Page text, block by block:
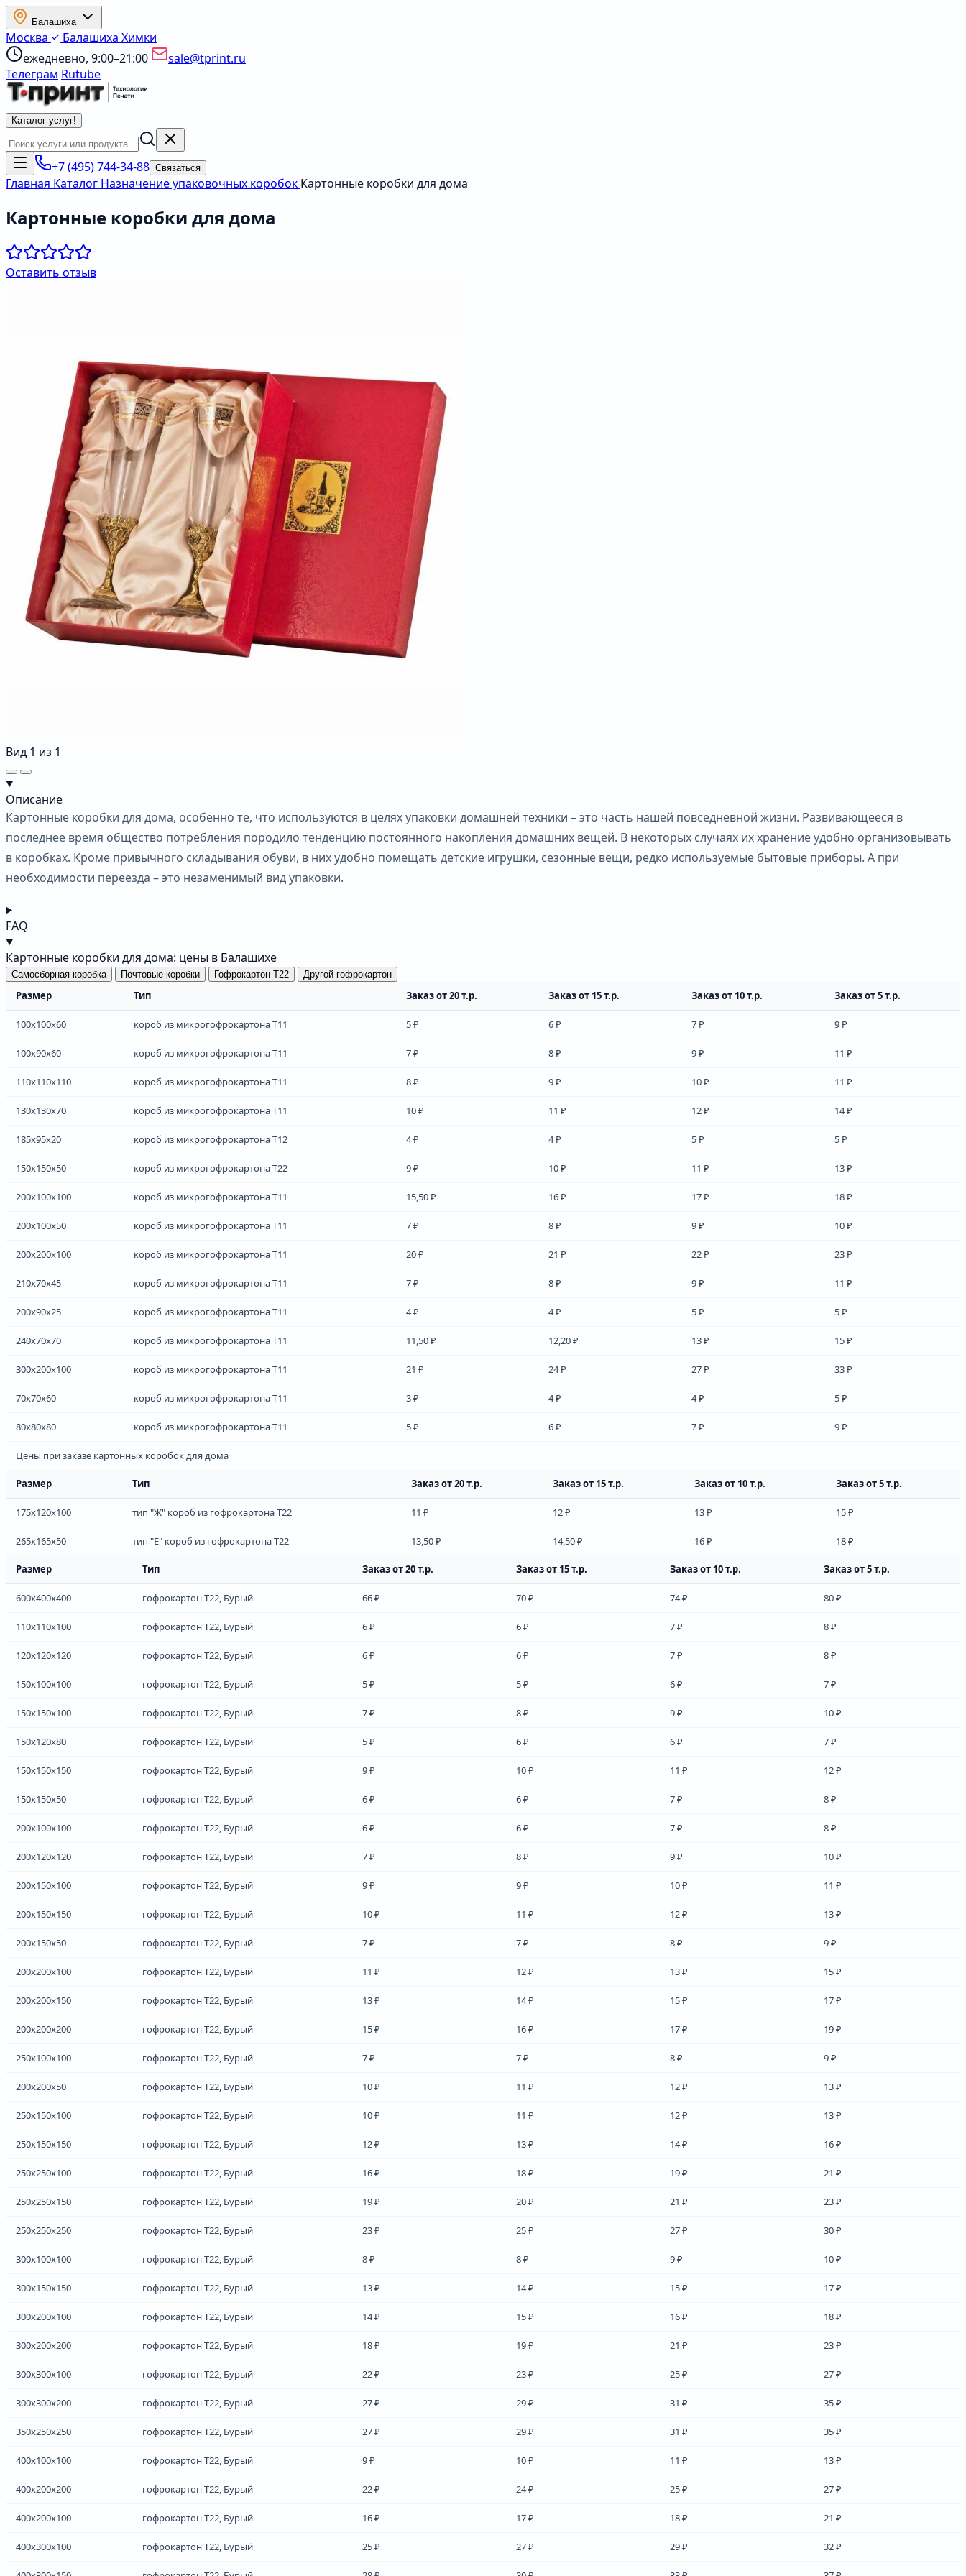
Балашиха
Москва Балашиха Химки
ежедневно, 9:00–21:00
sale@tprint.ru
Телеграм Rutube
Каталог услуг!
+7 (495) 744-34-88 Связаться
Главная Каталог Назначение упаковочных коробок Картонные коробки для дома
Картонные коробки для дома
Оставить отзыв
Вид 1 из 1
Описание
Картонные коробки для дома, особенно те, что используются в целях упаковки домашней техники – это часть нашей повседневной жизни. Развивающееся в
последнее время общество потребления породило тенденцию постоянного накопления домашних вещей. В некоторых случаях их хранение удобно организовывать
в коробках. Кроме привычного складывания обуви, в них удобно помещать детские игрушки, сезонные вещи, редко используемые бытовые приборы. А при
необходимости переезда – это незаменимый вид упаковки.
FAQ
Картонные коробки для дома: цены в Балашихе
Самосборная коробка Почтовые коробки Гофрокартон Т22 Другой гофрокартон
Размер Тип Заказ от 20 т.р. Заказ от 15 т.р. Заказ от 10 т.р. Заказ от 5 т.р.
100x100x60 короб из микрогофрокартона Т11 5 ₽ 6 ₽ 7 ₽ 9 ₽
100x90x60 короб из микрогофрокартона Т11 7 ₽ 8 ₽ 9 ₽ 11 ₽
110x110x110 короб из микрогофрокартона Т11 8 ₽ 9 ₽ 10 ₽ 11 ₽
130x130x70 короб из микрогофрокартона Т11 10 ₽ 11 ₽ 12 ₽ 14 ₽
185x95x20 короб из микрогофрокартона Т12 4 ₽ 4 ₽ 5 ₽ 5 ₽
150x150x50 короб из микрогофрокартона Т22 9 ₽ 10 ₽ 11 ₽ 13 ₽
200x100x100 короб из микрогофрокартона Т11 15,50 ₽ 16 ₽ 17 ₽ 18 ₽
200x100x50 короб из микрогофрокартона Т11 7 ₽ 8 ₽ 9 ₽ 10 ₽
200x200x100 короб из микрогофрокартона Т11 20 ₽ 21 ₽ 22 ₽ 23 ₽
210x70x45 короб из микрогофрокартона Т11 7 ₽ 8 ₽ 9 ₽ 11 ₽
200x90x25 короб из микрогофрокартона Т11 4 ₽ 4 ₽ 5 ₽ 5 ₽
240x70x70 короб из микрогофрокартона Т11 11,50 ₽ 12,20 ₽ 13 ₽ 15 ₽
300x200x100 короб из микрогофрокартона Т11 21 ₽ 24 ₽ 27 ₽ 33 ₽
70x70x60 короб из микрогофрокартона Т11 3 ₽ 4 ₽ 4 ₽ 5 ₽
80x80x80 короб из микрогофрокартона Т11 5 ₽ 6 ₽ 7 ₽ 9 ₽
Цены при заказе картонных коробок для дома
Размер Тип Заказ от 20 т.р. Заказ от 15 т.р. Заказ от 10 т.р. Заказ от 5 т.р.
175x120x100 тип "Ж" короб из гофрокартона Т22 11 ₽ 12 ₽ 13 ₽ 15 ₽
265x165x50 тип "Е" короб из гофрокартона Т22 13,50 ₽ 14,50 ₽ 16 ₽ 18 ₽
Размер Тип Заказ от 20 т.р. Заказ от 15 т.р. Заказ от 10 т.р. Заказ от 5 т.р.
600x400x400 гофрокартон Т22, Бурый 66 ₽ 70 ₽ 74 ₽ 80 ₽
110x110x100 гофрокартон Т22, Бурый 6 ₽ 6 ₽ 7 ₽ 8 ₽
120x120x120 гофрокартон Т22, Бурый 6 ₽ 6 ₽ 7 ₽ 8 ₽
150x100x100 гофрокартон Т22, Бурый 5 ₽ 5 ₽ 6 ₽ 7 ₽
150x150x100 гофрокартон Т22, Бурый 7 ₽ 8 ₽ 9 ₽ 10 ₽
150x120x80 гофрокартон Т22, Бурый 5 ₽ 6 ₽ 6 ₽ 7 ₽
150x150x150 гофрокартон Т22, Бурый 9 ₽ 10 ₽ 11 ₽ 12 ₽
150x150x50 гофрокартон Т22, Бурый 6 ₽ 6 ₽ 7 ₽ 8 ₽
200x100x100 гофрокартон Т22, Бурый 6 ₽ 6 ₽ 7 ₽ 8 ₽
200x120x120 гофрокартон Т22, Бурый 7 ₽ 8 ₽ 9 ₽ 10 ₽
200x150x100 гофрокартон Т22, Бурый 9 ₽ 9 ₽ 10 ₽ 11 ₽
200x150x150 гофрокартон Т22, Бурый 10 ₽ 11 ₽ 12 ₽ 13 ₽
200x150x50 гофрокартон Т22, Бурый 7 ₽ 7 ₽ 8 ₽ 9 ₽
200x200x100 гофрокартон Т22, Бурый 11 ₽ 12 ₽ 13 ₽ 15 ₽
200x200x150 гофрокартон Т22, Бурый 13 ₽ 14 ₽ 15 ₽ 17 ₽
200x200x200 гофрокартон Т22, Бурый 15 ₽ 16 ₽ 17 ₽ 19 ₽
250x100x100 гофрокартон Т22, Бурый 7 ₽ 7 ₽ 8 ₽ 9 ₽
200x200x50 гофрокартон Т22, Бурый 10 ₽ 11 ₽ 12 ₽ 13 ₽
250x150x100 гофрокартон Т22, Бурый 10 ₽ 11 ₽ 12 ₽ 13 ₽
250x150x150 гофрокартон Т22, Бурый 12 ₽ 13 ₽ 14 ₽ 16 ₽
250x250x100 гофрокартон Т22, Бурый 16 ₽ 18 ₽ 19 ₽ 21 ₽
250x250x150 гофрокартон Т22, Бурый 19 ₽ 20 ₽ 21 ₽ 23 ₽
250x250x250 гофрокартон Т22, Бурый 23 ₽ 25 ₽ 27 ₽ 30 ₽
300x100x100 гофрокартон Т22, Бурый 8 ₽ 8 ₽ 9 ₽ 10 ₽
300x150x150 гофрокартон Т22, Бурый 13 ₽ 14 ₽ 15 ₽ 17 ₽
300x200x100 гофрокартон Т22, Бурый 14 ₽ 15 ₽ 16 ₽ 18 ₽
300x200x200 гофрокартон Т22, Бурый 18 ₽ 19 ₽ 21 ₽ 23 ₽
300x300x100 гофрокартон Т22, Бурый 22 ₽ 23 ₽ 25 ₽ 27 ₽
300x300x200 гофрокартон Т22, Бурый 27 ₽ 29 ₽ 31 ₽ 35 ₽
350x250x250 гофрокартон Т22, Бурый 27 ₽ 29 ₽ 31 ₽ 35 ₽
400x100x100 гофрокартон Т22, Бурый 9 ₽ 10 ₽ 11 ₽ 13 ₽
400x200x200 гофрокартон Т22, Бурый 22 ₽ 24 ₽ 25 ₽ 27 ₽
400x200x100 гофрокартон Т22, Бурый 16 ₽ 17 ₽ 18 ₽ 21 ₽
400x300x100 гофрокартон Т22, Бурый 25 ₽ 27 ₽ 29 ₽ 32 ₽